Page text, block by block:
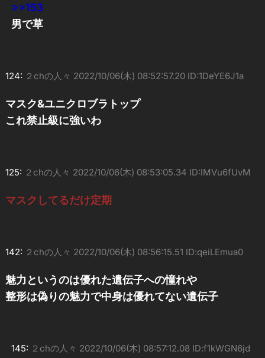
>>153
男で草
124: ２chの人々 2022/10/06(木) 08:52:57.20 ID:1DeYE6J1a
マスク&ユニクロブラトップ
これ禁止級に強いわ
125: ２chの人々 2022/10/06(木) 08:53:05.34 ID:IMVu6fUvM
マスクしてるだけ定期
142: ２chの人々 2022/10/06(木) 08:56:15.51 ID:qeiLEmua0
魅力というのは優れた遺伝子への憧れや
整形は偽りの魅力で中身は優れてない遺伝子
145: ２chの人々 2022/10/06(木) 08:57:12.08 ID:f1kWGN6jd